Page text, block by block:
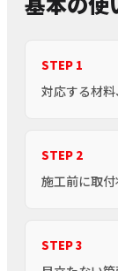
STEP 1
対応する材
STEP 2
施工前に取
STEP 3